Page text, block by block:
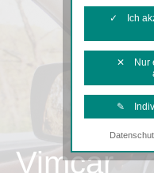
Vimcar
✓ Ich
✕ Nur
✎
Diese